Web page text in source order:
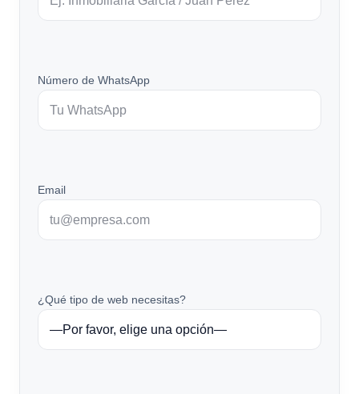
Número de WhatsApp
Email
¿Qué tipo de web necesitas?